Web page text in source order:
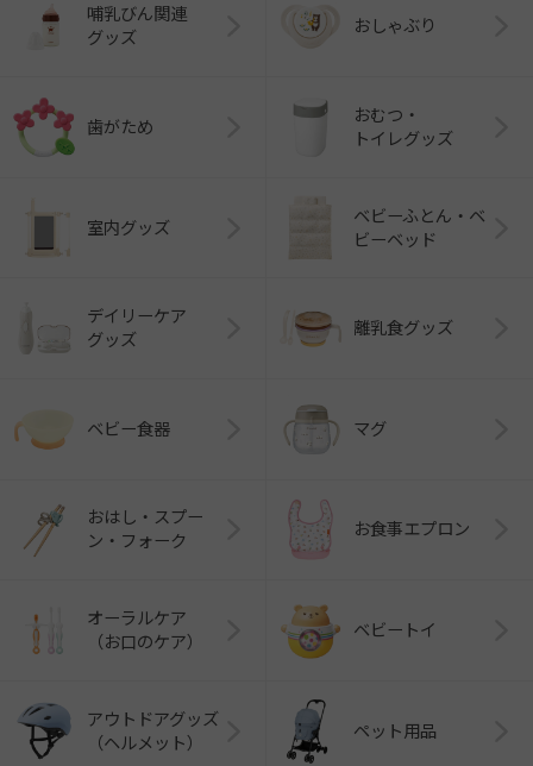
哺乳びん関連
グッズ
おしゃぶり
歯がため
おむつ・
トイレグッズ
室内グッズ
ベビーふとん・ベ
ビーベッド
デイリーケア
グッズ
離乳食グッズ
ベビー食器 マグ
おはし・スプー
ン・フォーク
お食事エプロン
オーラルケア
（お口のケア）
ベビートイ
アウトドアグッズ
（ヘルメット）
ペット用品